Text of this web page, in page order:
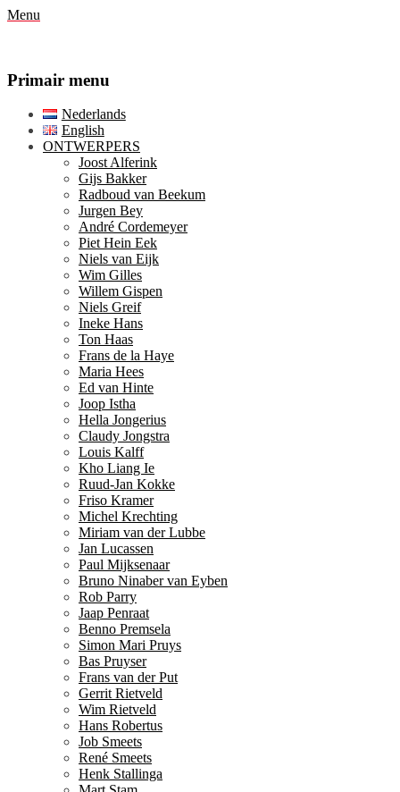
Menu
Primair menu
naar
Nederlands
English
ONTWERPERS
Joost Alferink
Gijs Bakker
Radboud van Beekum
Jurgen Bey
André Cordemeyer
Piet Hein Eek
Niels van Eijk
Wim Gilles
Willem Gispen
Niels Greif
Ineke Hans
Ton Haas
Frans de la Haye
Maria Hees
Ed van Hinte
Joop Istha
Hella Jongerius
Claudy Jongstra
Louis Kalff
Kho Liang Ie
Ruud-Jan Kokke
Friso Kramer
Michel Krechting
Miriam van der Lubbe
Jan Lucassen
Paul Mijksenaar
Bruno Ninaber van Eyben
Rob Parry
Jaap Penraat
Benno Premsela
Simon Mari Pruys
Bas Pruyser
Frans van der Put
Gerrit Rietveld
Wim Rietveld
Hans Robertus
Job Smeets
René Smeets
Henk Stallinga